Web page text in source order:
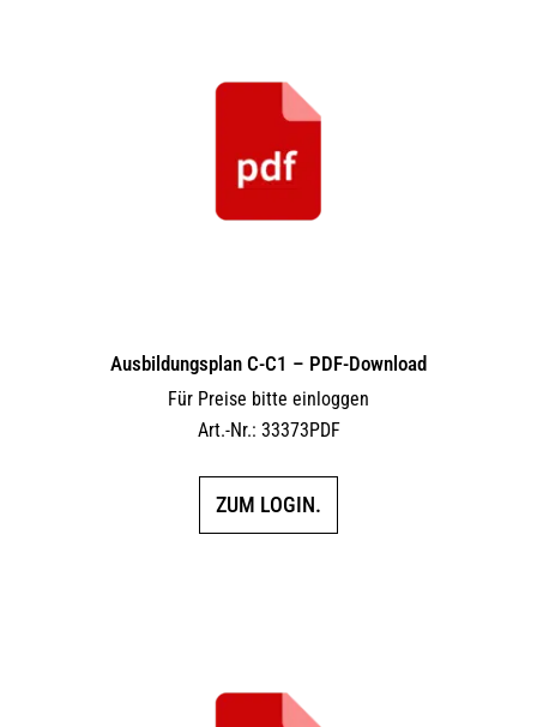
Ausbildungsplan C-C1 – PDF-Download
Für Preise bitte einloggen
Art.-Nr.: 33373PDF
ZUM LOGIN.